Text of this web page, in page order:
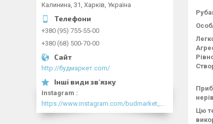
Цю
Калинина, 31, Харків, Україна
+380 (95) 755-55-00
+380 (68) 500-70-00
http://будмаркет.com/
Instagram